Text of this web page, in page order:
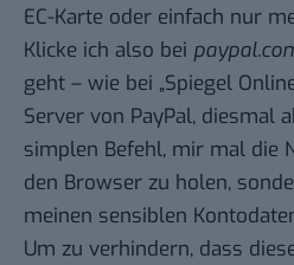
EC-Karte oder einfach nur
Klicke ich also bei
geht – wie bei „Spiegel
Server von PayPal, diesmal
simplen Befehl, mir mal die
den Browser zu holen,
meinen sensiblen
Um zu verhindern, dass